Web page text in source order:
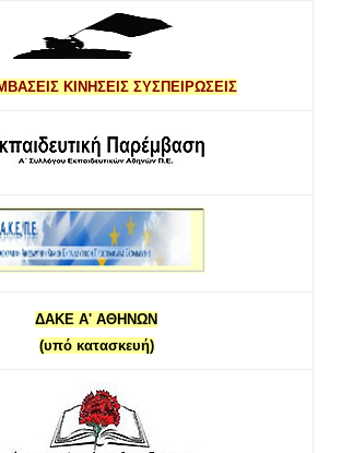
ΚΙΝΗΣΕΙΣ ΣΥΣΠΕΙΡΩΣΕΙΣ
ΔΑΚΕ Α' ΑΘΗΝΩΝ
(υπό κατασκευή)